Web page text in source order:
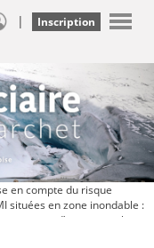
| Inscription
en compte du risque
situées en zone inondable :
œuvre d’une approche